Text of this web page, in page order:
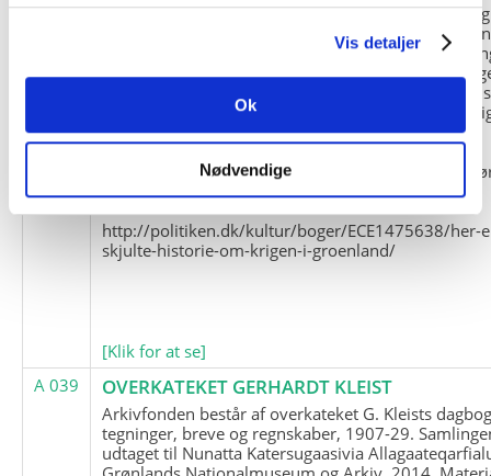
Vis detaljer
Ok
Nødvendige
og Marius Jensen som medlem. Marius Jensens
befinder sig i Militärhistorisches Museum i Dresden
(Tyskland). Kopierne af Friedrich Littmanns
klausuleret iht. aftalen med giveren og Franz
Kontakt venligst Arktisk Instituts ledelse i
brugen af materialet til studie- og
formål.
Nedenunder findes et link til en presseartikel
historien om Nordøstgrønlands Slædepatrulje:
http://politiken.dk/kultur/boger/ECE1475638/her-
skjulte-historie-om-krigen-i-groenland/
[Klik for at se]
A 039
OVERKATEKET GERHARDT KLEIST
Arkivfonden består af overkateket G. Kleists
tegninger, breve og regnskaber, 1907-29.
udtaget til Nunatta Katersugaasivia